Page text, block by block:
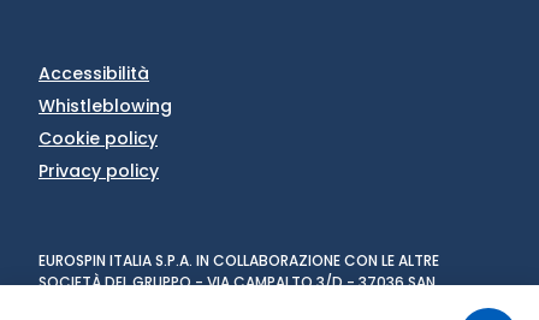
Accessibilità
Whistleblowing
Cookie policy
Privacy policy
EUROSPIN ITALIA S.P.A. IN COLLABORAZIONE CON LE ALTRE
SOCIETÀ DEL GRUPPO - VIA CAMPALTO 3/D - 37036 SAN
MARTINO BUON ALBERGO (VR) - FAX +39 045 8782333 - PARTITA